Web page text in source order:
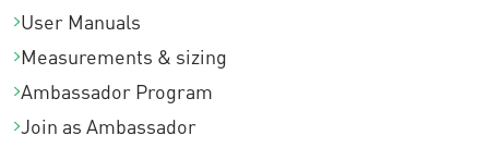
User Manuals
Measurements & sizing
Ambassador Program
Join as Ambassador